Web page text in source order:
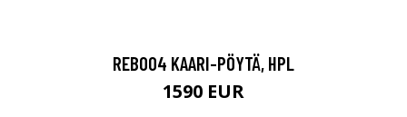
REB004 KAARI-PÖYTÄ, HPL
1590 EUR